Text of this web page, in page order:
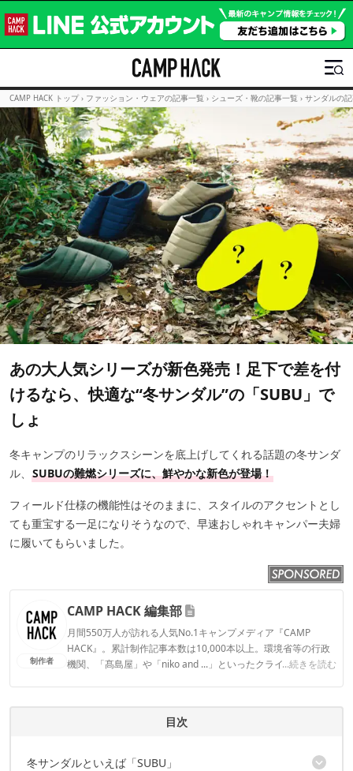
CAMP HACK トップ › ファッション・ウェアの記事一覧 › シューズ・靴の記事一覧 › サンダルの
あの大人気シリーズが新色発売！足下で差を付
けるなら、快適な“冬サンダル”の「SUBU」で
しょ
冬キャンプのリラックスシーンを底上げしてくれる話題の冬サンダ
ル、 SUBUの難燃シリーズに、鮮やかな新色が登場！
フィールド仕様の機能性はそのままに、スタイルのアクセントとし
ても重宝する一足になりそうなので、早速おしゃれキャンパー夫婦
に履いてもらいました。
制作者
CAMP HACK 編集部
月間550万人が訪れる人気No.1キャンプメディア『CAMP
HACK』。累計制作記事本数は10,000本以上。環境省等の行政
機関、「髙島屋」や「niko and ...」といったクライアントとの
...続きを読む
CAMP HACK 編集部のプロフィール
目次
冬サンダルといえば「SUBU」